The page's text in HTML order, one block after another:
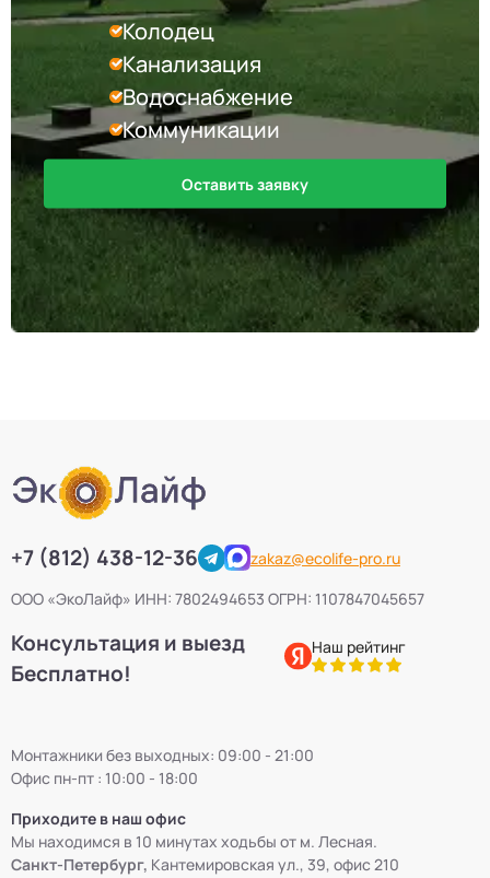
Колодец
Канализация
Водоснабжение
Коммуникации
Оставить заявку
+7 (812) 438-12-36
zakaz@ecolife-pro.ru
ООО «ЭкоЛайф» ИНН: 7802494653 ОГРН: 1107847045657
Консультация и выезд
Бесплатно!
Наш рейтинг
Монтажники без выходных: 09:00 - 21:00
Офис пн-пт : 10:00 - 18:00
Приходите в наш офис
Мы находимся в 10 минутах ходьбы от м. Лесная.
Санкт-Петербург, Кантемировская ул., 39, офис 210